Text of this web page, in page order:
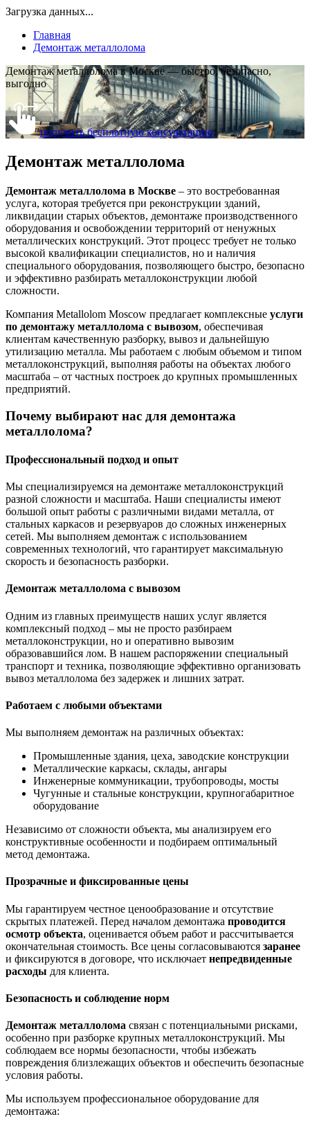
Загрузка данных...
Главная
Демонтаж металлолома
Демонтаж металлолома в Москве — быстро, безопасно,
выгодно
получить бесплатную консультацию
Демонтаж металлолома
Демонтаж металлолома в Москве – это востребованная
услуга, которая требуется при реконструкции зданий,
ликвидации старых объектов, демонтаже производственного
оборудования и освобождении территорий от ненужных
металлических конструкций. Этот процесс требует не только
высокой квалификации специалистов, но и наличия
специального оборудования, позволяющего быстро, безопасно
и эффективно разбирать металлоконструкции любой
сложности.
Компания Metallolom Moscow предлагает комплексные услуги
по демонтажу металлолома с вывозом, обеспечивая
клиентам качественную разборку, вывоз и дальнейшую
утилизацию металла. Мы работаем с любым объемом и типом
металлоконструкций, выполняя работы на объектах любого
масштаба – от частных построек до крупных промышленных
предприятий.
Почему выбирают нас для демонтажа
металлолома?
Профессиональный подход и опыт
Мы специализируемся на демонтаже металлоконструкций
разной сложности и масштаба. Наши специалисты имеют
большой опыт работы с различными видами металла, от
стальных каркасов и резервуаров до сложных инженерных
сетей. Мы выполняем демонтаж с использованием
современных технологий, что гарантирует максимальную
скорость и безопасность разборки.
Демонтаж металлолома с вывозом
Одним из главных преимуществ наших услуг является
комплексный подход – мы не просто разбираем
металлоконструкции, но и оперативно вывозим
образовавшийся лом. В нашем распоряжении специальный
транспорт и техника, позволяющие эффективно организовать
вывоз металлолома без задержек и лишних затрат.
Работаем с любыми объектами
Мы выполняем демонтаж на различных объектах:
Промышленные здания, цеха, заводские конструкции
Металлические каркасы, склады, ангары
Инженерные коммуникации, трубопроводы, мосты
Чугунные и стальные конструкции, крупногабаритное
оборудование
Независимо от сложности объекта, мы анализируем его
конструктивные особенности и подбираем оптимальный
метод демонтажа.
Прозрачные и фиксированные цены
Мы гарантируем честное ценообразование и отсутствие
скрытых платежей. Перед началом демонтажа проводится
осмотр объекта, оценивается объем работ и рассчитывается
окончательная стоимость. Все цены согласовываются заранее
и фиксируются в договоре, что исключает непредвиденные
расходы для клиента.
Безопасность и соблюдение норм
Демонтаж металлолома связан с потенциальными рисками,
особенно при разборке крупных металлоконструкций. Мы
соблюдаем все нормы безопасности, чтобы избежать
повреждения близлежащих объектов и обеспечить безопасные
условия работы.
Мы используем профессиональное оборудование для
демонтажа: